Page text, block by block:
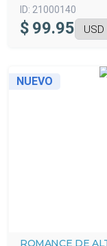
ID: 21000140
$ 99.95
NUEVO
ROMANCE DE